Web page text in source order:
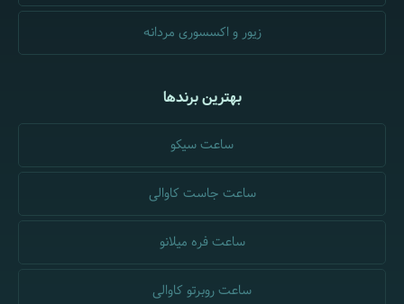
زیور و اکسسوری مردانه
بهترین برندها
ساعت سیکو
ساعت جاست کاوالی
ساعت فره میلانو
ساعت روبرتو کاوالی